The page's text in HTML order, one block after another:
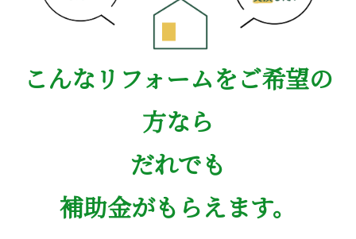
こんなリフォームをご希望の
方なら
だれでも
補助金がもらえます。